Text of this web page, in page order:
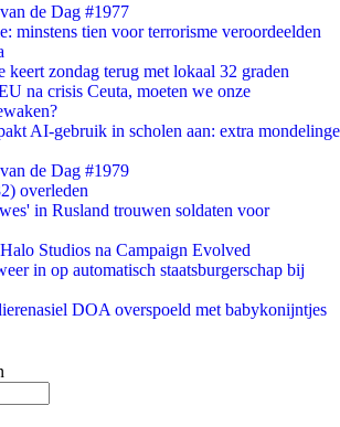
de Dag #1977
minstens tien voor terrorisme veroordeelden
keert zondag terug met lokaal 32 graden
na crisis Ceuta, moeten we onze
AI-gebruik in scholen aan: extra mondelinge
de Dag #1979
overleden
in Rusland trouwen soldaten voor
Studios na Campaign Evolved
in op automatisch staatsburgerschap bij
DOA overspoeld met babykonijntjes